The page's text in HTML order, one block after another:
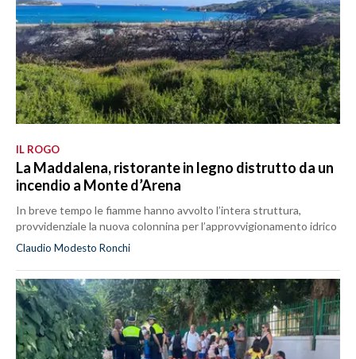
IL ROGO
La Maddalena, ristorante in legno distrutto da un
incendio a Monte d’Arena
In breve tempo le fiamme hanno avvolto l’intera struttura,
provvidenziale la nuova colonnina per l’approvvigionamento idrico
Claudio Modesto Ronchi